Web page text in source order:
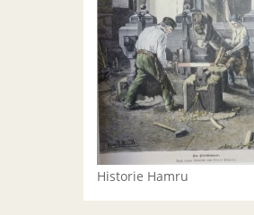
Historie Hamru